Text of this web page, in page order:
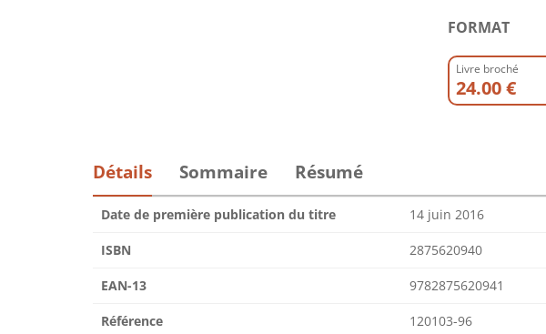
FORMAT
Livre broché
24.00 €
Détails Sommaire Résumé
Date de première publication du titre 14 juin 2016
ISBN 2875620940
EAN-13 9782875620941
Référence 120103-96